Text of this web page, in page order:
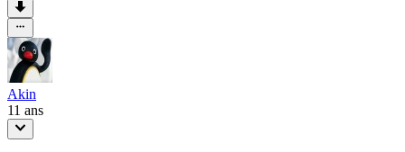
Akin
11 ans